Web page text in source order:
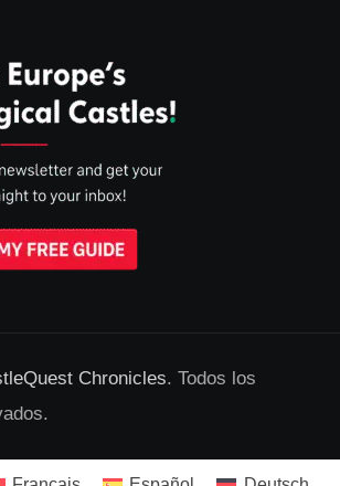
Chronicles. Todos los